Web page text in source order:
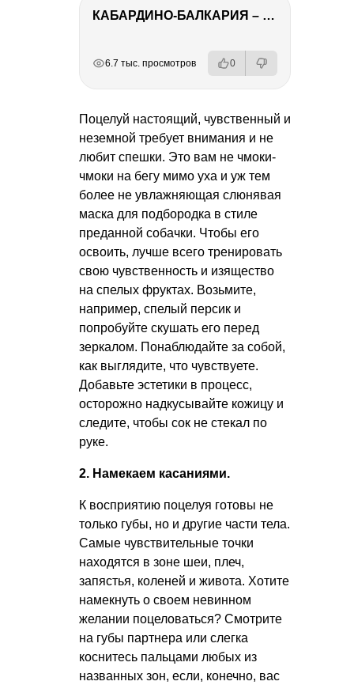
КАБАРДИНО-БАЛКАРИЯ – ПУТЕШЕСТВИЕ НА КАВКАЗ часть 3
6.7 тыс. просмотров 0
Поцелуй настоящий, чувственный и
неземной требует внимания и не
любит спешки. Это вам не чмоки-
чмоки на бегу мимо уха и уж тем
более не увлажняющая слюнявая
маска для подбородка в стиле
преданной собачки. Чтобы его
освоить, лучше всего тренировать
свою чувственность и изящество
на спелых фруктах. Возьмите,
например, спелый персик и
попробуйте скушать его перед
зеркалом. Понаблюдайте за собой,
как выглядите, что чувствуете.
Добавьте эстетики в процесс,
осторожно надкусывайте кожицу и
следите, чтобы сок не стекал по
руке.
2. Намекаем касаниями.
К восприятию поцелуя готовы не
только губы, но и другие части тела.
Самые чувствительные точки
находятся в зоне шеи, плеч,
запястья, коленей и живота. Хотите
намекнуть о своем невинном
желании поцеловаться? Смотрите
на губы партнера или слегка
коснитесь пальцами любых из
названных зон, если, конечно, вас